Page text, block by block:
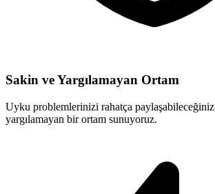
Sakin ve Yargılamayan Ortam
Uyku problemlerinizi rahatça
yargılamayan bir ortam sunuyoruz.